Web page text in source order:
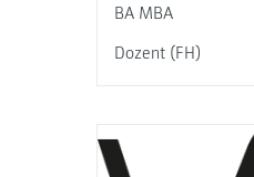
BA MBA
Dozent (FH)